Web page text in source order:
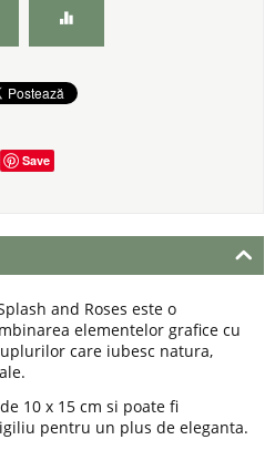
Save
and Roses este o
elementelor grafice cu
care iubesc natura,
10 x 15 cm si poate fi
pentru un plus de eleganta.